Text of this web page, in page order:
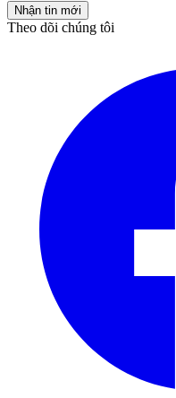
Nhận tin mới
Theo dõi chúng tôi